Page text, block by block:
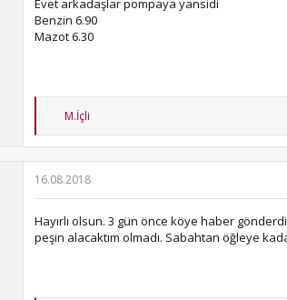
:
Benzin 6.90
Mazot 6.30
T
p
l
e
r
:
M.İçli
16.08.2018
Hayırlı olsun. 3 gün önce köye haber
peşin alacaktım olmadı. Sabahtan öğleye